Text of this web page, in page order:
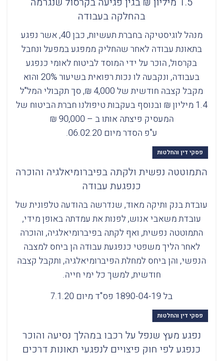
בהחלקה בעבודה
מנהל לוגיסטיקה בחברת תעשיות, כבן 40, אשר נפגע
בתאונת עבודה לאחר שהחליק ממפגע במפעל ונחבל
בקרסול, הוכר על ידי המוסד לביטוח לאומי כנפגע
בעבודה, ונקבעה לו נכות רפואית בשיעור 20% והוא
מקבל קצבה חודשית של 4,000 ₪, סך תקבולי המל"ל
1.4 מיליון ₪ ובנוסף בעקבות טיפולנו חברת הביטוח של
המעסיק פיצתה אותו ב – 90,000 ₪
ע"פ הסדר מיום 06.02.20.
פסקי דין והחלטות
התמוטטה נפשית ולקתה בפיברומיאלגיה והוכרה
כנפגעת עבודה
עובדת בנק ותיקה מאוד, שנדרשה בהודעה טלפונית של
עובדת משאבי אנוש, לפנות את עמדתה באופן מידי,
התמוטטה נפשית, ואף לקתה בפיברומיאלגיה, והוכרה
לאחר הליך משפטי כנפגעת עבודה הן ביחס למצבה
הנפשי, והן ביחס למחלת הפיברומיאלגיה, ותקבל קצבה
חודשית, למשך כל ימי חייה.
בל 1890-04-19 פס"ד מיום 7.1.20
פסקי דין והחלטות
נפגע מעץ שנפל על רכבו במהלך נסיעה והוכר
כנפגע לפי חוק פיצויים לנפגעי תאונות דרכים